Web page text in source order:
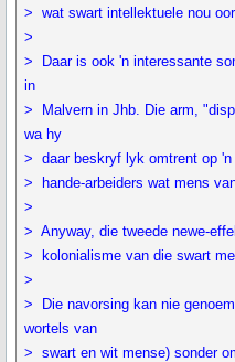
> wat swart intellektuele nou
>
> Daar is ook 'n interessante
in
> Malvern in Jhb. Die arm,
wa hy
> daar beskryf lyk omtrent op
> hande-arbeiders wat mens
>
> Anyway, die tweede newe-
> kolonialisme van die swart
>
> Die navorsing kan nie
wortels van
> swart en wit mense) sonder